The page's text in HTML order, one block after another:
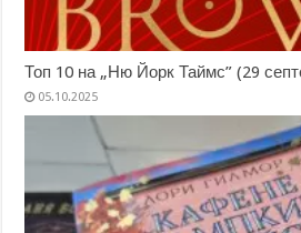
Топ 10 на „Ню Йорк Таймс” (29
05.10.2025